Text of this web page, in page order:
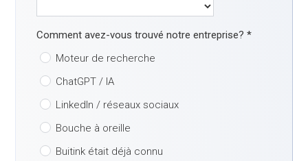
Comment avez-vous trouvé notre entreprise?*
Moteur de recherche
ChatGPT / IA
LinkedIn / réseaux sociaux
Bouche à oreille
Buitink était déjà connu